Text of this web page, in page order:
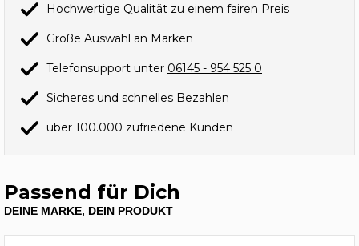
Hochwertige Qualität zu einem fairen Preis
Große Auswahl an Marken
Telefonsupport unter 06145 - 954 525 0
Sicheres und schnelles Bezahlen
über 100.000 zufriedene Kunden
Passend für Dich
DEINE MARKE, DEIN PRODUKT